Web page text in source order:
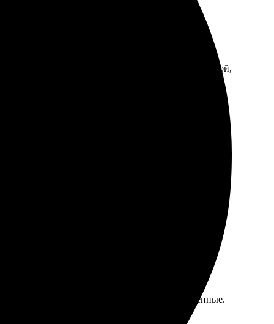
всё очень просто. Доставка в Бердск была быстрой,
Размер идеально подошел, цветопередача
Качество на высоте, цвета яркие и насыщенные.